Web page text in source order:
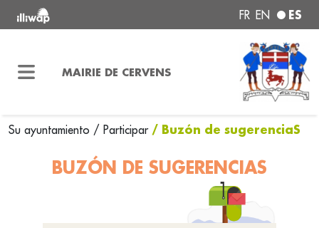
FR EN ES
MAIRIE DE CERVENS
Su ayuntamiento / Participar / Buzón de sugerenciaS
BUZÓN DE SUGERENCIAS